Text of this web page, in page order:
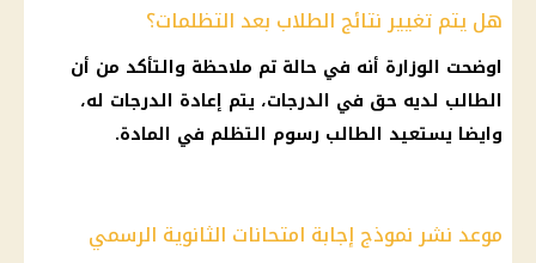
هل يتم تغيير نتائج الطلاب بعد التظلمات؟
اوضحت الوزارة أنه في حالة تم ملاحظة والتأكد من أن
الطالب لديه حق في الدرجات، يتم إعادة الدرجات له،
وايضا يستعيد الطالب رسوم التظلم في المادة.
موعد نشر نموذج إجابة امتحانات الثانوية الرسمي